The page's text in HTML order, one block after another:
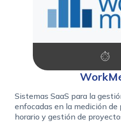
Sistemas SaaS para la
enfocadas en la medición
horario y gestión de